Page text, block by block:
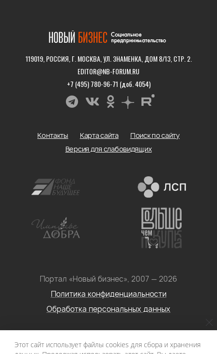
119019, РОССИЯ, Г. МОСКВА, УЛ. ЗНАМЕНКА, ДОМ 8/13, СТР. 2.
EDITOR@NB-FORUM.RU
+7 (495) 780-96-71 (доб. 4054)
Портал «Новый бизнес», 2007 — 2026
Политика конфиденциальности
Обработка персональных данных
Контакты Карта сайта
Поиск по сайту
Версия для слабовидящих
Условия использования информации с сайта: Материалы
портала «Новый бизнес. Социальное
Этот сайт использует файлы cookies для сбора и хранения